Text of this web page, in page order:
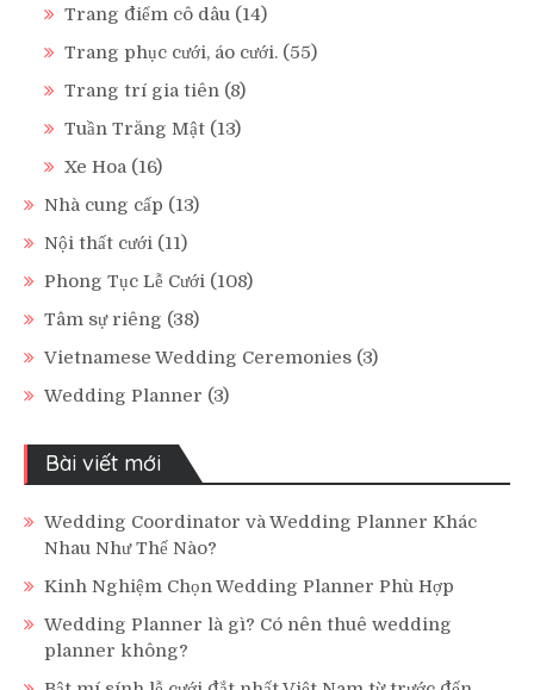
Trang điểm cô dâu (14)
Trang phục cưới, áo cưới. (55)
Trang trí gia tiên (8)
Tuần Trăng Mật (13)
Xe Hoa (16)
Nhà cung cấp (13)
Nội thất cưới (11)
Phong Tục Lễ Cưới (108)
Tâm sự riêng (38)
Vietnamese Wedding Ceremonies (3)
Wedding Planner (3)
Bài viết mới
Wedding Coordinator và Wedding Planner Khác
Nhau Như Thế Nào?
Kinh Nghiệm Chọn Wedding Planner Phù Hợp
Wedding Planner là gì? Có nên thuê wedding
planner không?